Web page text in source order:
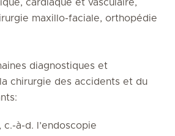
cardiaque et vasculaire,
maxillo-faciale, orthopédie
diagnostiques et
chirurgie des accidents et du
c.-à-d. l’endoscopie